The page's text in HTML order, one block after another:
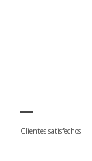
Clientes satisfechos